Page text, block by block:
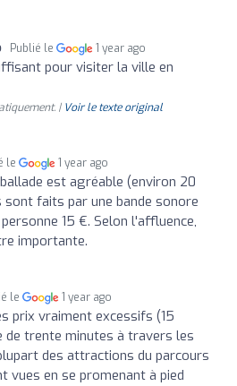
Publié le 1 year ago
pour visiter la ville en
| Voir le texte original
le 1 year ago
est agréable (environ 20
faits par une bande sonore
15 €. Selon l'affluence,
importante.
le 1 year ago
prix vraiment excessifs (15
de trente minutes à travers les
des attractions du parcours
vues en se promenant à pied